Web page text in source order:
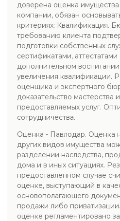
доверена оценка
компании, обязан
критериях: Квалификация.
требованию клиента
подготовки собственных
сертификатами,
дополнительном
увеличения квалификации.
оценщика и экспертного
доказательство мастерства
предоставляемых услуг.
сотрудничества.
Оценка - Павлодар. Оценка
других видов имущества
разделении наследства,
дома и в иных ситуациях.
предоставленном случае
оценке, выступающий в
основополагающего
продажи либо
оценке регламентировано